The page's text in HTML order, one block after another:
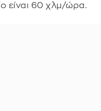
είναι 60 χλμ/ώρα.